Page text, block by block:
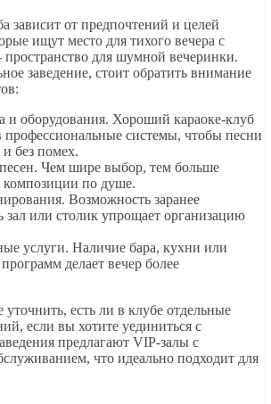
зависит от предпочтений и целей
ищут место для тихого вечера с
для шумной вечеринки.
заведение, стоит обратить внимание
и оборудования. Хороший караоке-клуб
профессиональные системы, чтобы песни
и без помех.
Чем шире выбор, тем больше
по душе.
Возможность заранее
зал или столик упрощает организацию
услуги. Наличие бара, кухни или
делает вечер более
уточнить, есть ли в клубе отдельные
если вы хотите уединиться с
предлагают VIP-залы с
что идеально подходит для